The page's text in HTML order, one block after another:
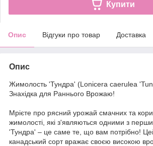
Купити
Опис Відгуки про товар Доставка
Опис
Жимолость 'Тундра' (Lonicera caerulea
Знахідка для Раннього Врожаю!
Мрієте про рясний урожай смачних та
жимолості, які з'являються одними з
'Тундра' – це саме те, що вам потрібно!
канадський сорт вражає своєю високою